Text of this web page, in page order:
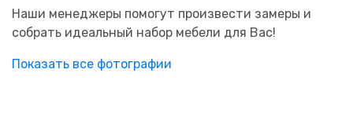
Наши менеджеры помогут произвести замеры и
собрать идеальный набор мебели для Вас!
Показать все фотографии